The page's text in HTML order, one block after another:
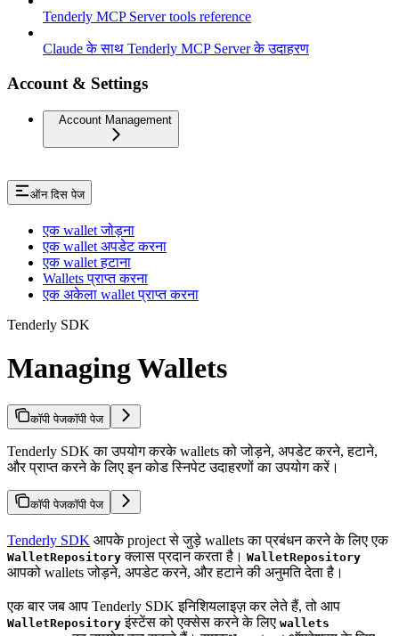
Tenderly MCP Server tools reference
Claude के साथ Tenderly MCP Server के उदाहरण
Account & Settings
Account Management
ऑन दिस पेज
एक wallet जोड़ना
एक wallet अपडेट करना
एक wallet हटाना
Wallets प्राप्त करना
एक अकेला wallet प्राप्त करना
Tenderly SDK
Managing Wallets
कॉपी पेजकॉपी पेज
Tenderly SDK का उपयोग करके wallets को जोड़ने, अपडेट करने, हटाने,
और प्राप्त करने के लिए इन कोड स्निपेट उदाहरणों का उपयोग करें।
कॉपी पेजकॉपी पेज
Tenderly SDK आपके project से जुड़े wallets का प्रबंधन करने के लिए एक
WalletRepository क्लास प्रदान करता है। WalletRepository
आपको wallets जोड़ने, अपडेट करने, और हटाने की अनुमति देता है।
एक बार जब आप Tenderly SDK इनिशियलाइज़ कर लेते हैं, तो आप
WalletRepository इंस्टेंस को एक्सेस करने के लिए wallets